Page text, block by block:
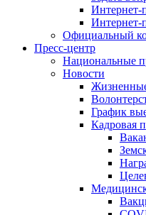
Интернет-
Интернет-
Официальный
Пресс-центр
Национальные
Новости
График
Кадровая